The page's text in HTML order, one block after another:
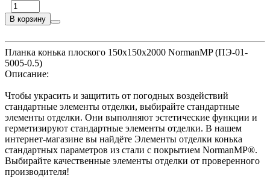
В корзину
Планка конька плоского 150х150х2000 NormanMP (ПЭ-01-
5005-0.5)
Описание:
Чтобы украсить и защитить от погодных воздействий
стандартные элементы отделки, выбирайте стандартные
элементы отделки. Они выполняют эстетические функции и
герметизируют стандартные элементы отделки. В нашем
интернет-магазине вы найдёте Элементы отделки конька
стандартных параметров из стали с покрытием NormanMP®.
Выбирайте качественные элементы отделки от проверенного
производителя!